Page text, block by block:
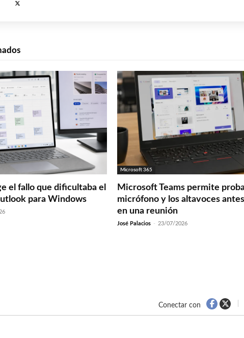
el fallo que dificultaba el
para Windows
Microsoft 365
Microsoft Teams permite
micrófono y los altavoces
en una reunión
José Palacios - 23/07/2026
Conectar con